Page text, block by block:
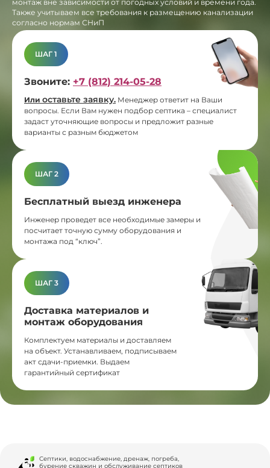
монтаж вне зависимости от погодных условий и времени года.
Также учитываем все требования к размещению канализации
согласно нормам СНиП
ШАГ 1
Звоните: +7 (812) 214-05-28
Или оставьте заявку. Менеджер ответит на Ваши
вопросы. Если Вам нужен подбор септика – специалист
задаст уточняющие вопросы и предложит разные
варианты с разным бюджетом
ШАГ 2
Бесплатный выезд инженера
Инженер проведет все необходимые замеры и
посчитает точную сумму оборудования и
монтажа под “ключ”.
ШАГ 3
Доставка материалов и
монтаж оборудования
Комплектуем материалы и доставляем
на объект. Устанавливаем, подписываем
акт сдачи-приемки. Выдаем
гарантийный сертификат
Септики, водоснабжение, дренаж, погреба,
бурение скважин и обслуживание септиков